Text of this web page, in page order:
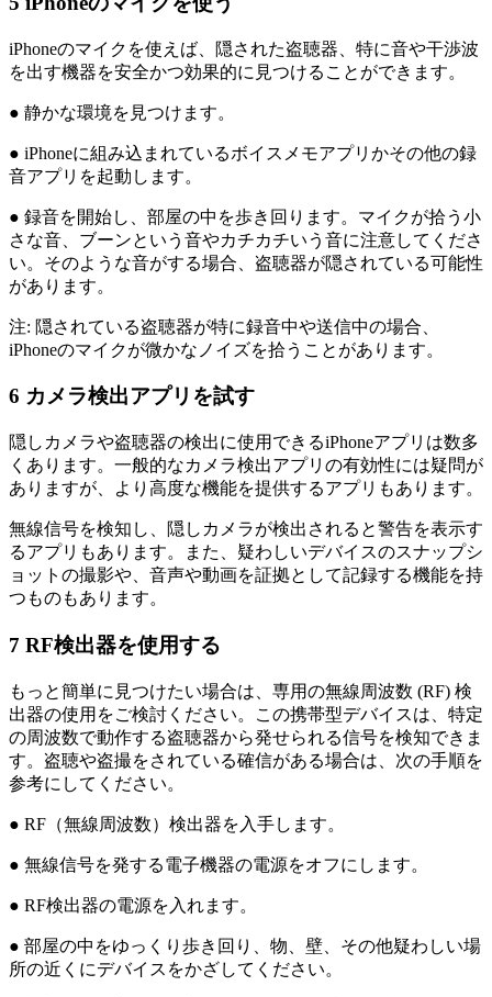
iPhoneのマイクを使えば、隠された盗聴器、特に音や干渉波
を出す機器を安全かつ効果的に見つけることができます。
● 静かな環境を見つけます。
● iPhoneに組み込まれているボイスメモアプリかその他の録
音アプリを起動します。
● 録音を開始し、部屋の中を歩き回ります。マイクが拾う小
さな音、ブーンという音やカチカチいう音に注意してくださ
い。そのような音がする場合、盗聴器が隠されている可能性
があります。
注: 隠されている盗聴器が特に録音中や送信中の場合、
iPhoneのマイクが微かなノイズを拾うことがあります。
6 カメラ検出アプリを試す
隠しカメラや盗聴器の検出に使用できるiPhoneアプリは数多
くあります。一般的なカメラ検出アプリの有効性には疑問が
ありますが、より高度な機能を提供するアプリもあります。
無線信号を検知し、隠しカメラが検出されると警告を表示す
るアプリもあります。また、疑わしいデバイスのスナップシ
ョットの撮影や、音声や動画を証拠として記録する機能を持
つものもあります。
7 RF検出器を使用する
もっと簡単に見つけたい場合は、専用の無線周波数 (RF) 検
出器の使用をご検討ください。この携帯型デバイスは、特定
の周波数で動作する盗聴器から発せられる信号を検知できま
す。盗聴や盗撮をされている確信がある場合は、次の手順を
参考にしてください。
● RF（無線周波数）検出器を入手します。
● 無線信号を発する電子機器の電源をオフにします。
● RF検出器の電源を入れます。
● 部屋の中をゆっくり歩き回り、物、壁、その他疑わしい場
所の近くにデバイスをかざしてください。